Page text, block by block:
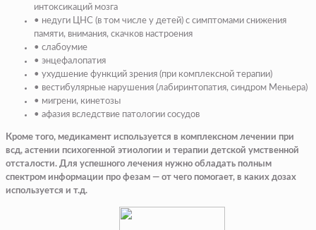
интоксикаций мозга
• недуги ЦНС (в том числе у детей) с симптомами снижения
памяти, внимания, скачков настроения
• слабоумие
• энцефалопатия
• ухудшение функций зрения (при комплексной терапии)
• вестибулярные нарушения (лабиринтопатия, синдром Меньера)
• мигрени, кинетозы
• афазия вследствие патологии сосудов
Кроме того, медикамент используется в комплексном лечении при
всд, астении психогенной этиологии и терапии детской умственной
отсталости. Для успешного лечения нужно обладать полным
спектром информации про фезам — от чего помогает, в каких дозах
используется и т.д.